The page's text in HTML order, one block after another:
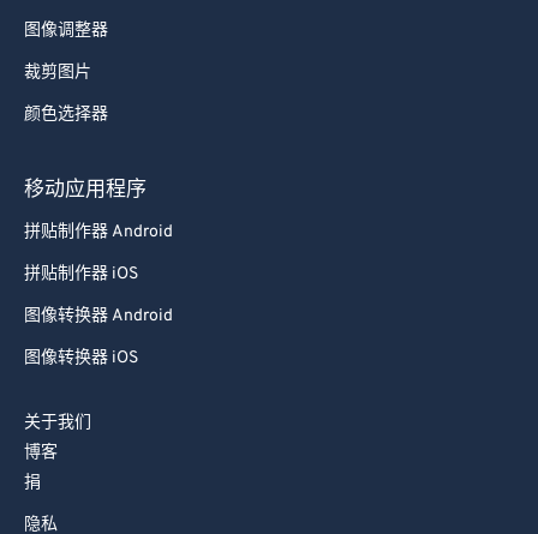
图像调整器
裁剪图片
颜色选择器
移动应用程序
拼贴制作器 Android
拼贴制作器 iOS
图像转换器 Android
图像转换器 iOS
关于我们
博客
捐
隐私